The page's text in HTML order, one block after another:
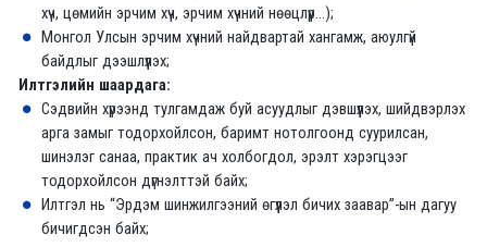
хүч, цөмийн эрчим хүч, эрчим хүчний нөөцлүүр...);
Монгол Улсын эрчим хүчний найдвартай хангамж, аюулгүй
байдлыг дээшлүүлэх;
Илтгэлийн шаардага:
Сэдвийн хүрээнд тулгамдаж буй асуудлыг дэвшүүлэх, шийдвэрлэх
арга замыг тодорхойлсон, баримт нотолгоонд суурилсан,
шинэлэг санаа, практик ач холбогдол, эрэлт хэрэгцээг
тодорхойлсон дүгнэлттэй байх;
Илтгэл нь “Эрдэм шинжилгээний өгүүлэл бичих заавар”-ын дагуу
бичигдсэн байх;